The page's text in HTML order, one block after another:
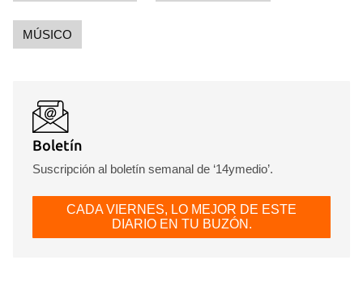
MÚSICO
Boletín
Suscripción al boletín semanal de ‘14ymedio’.
CADA VIERNES, LO MEJOR DE ESTE
DIARIO EN TU BUZÓN.